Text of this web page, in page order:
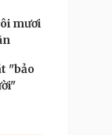
mươi
"bảo